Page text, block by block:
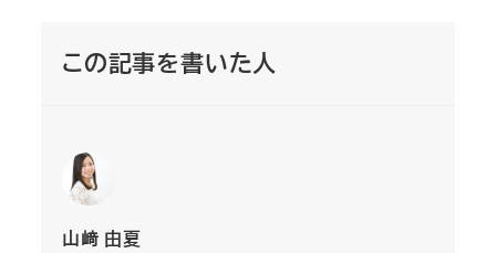
この記事を書いた人
山﨑 由夏